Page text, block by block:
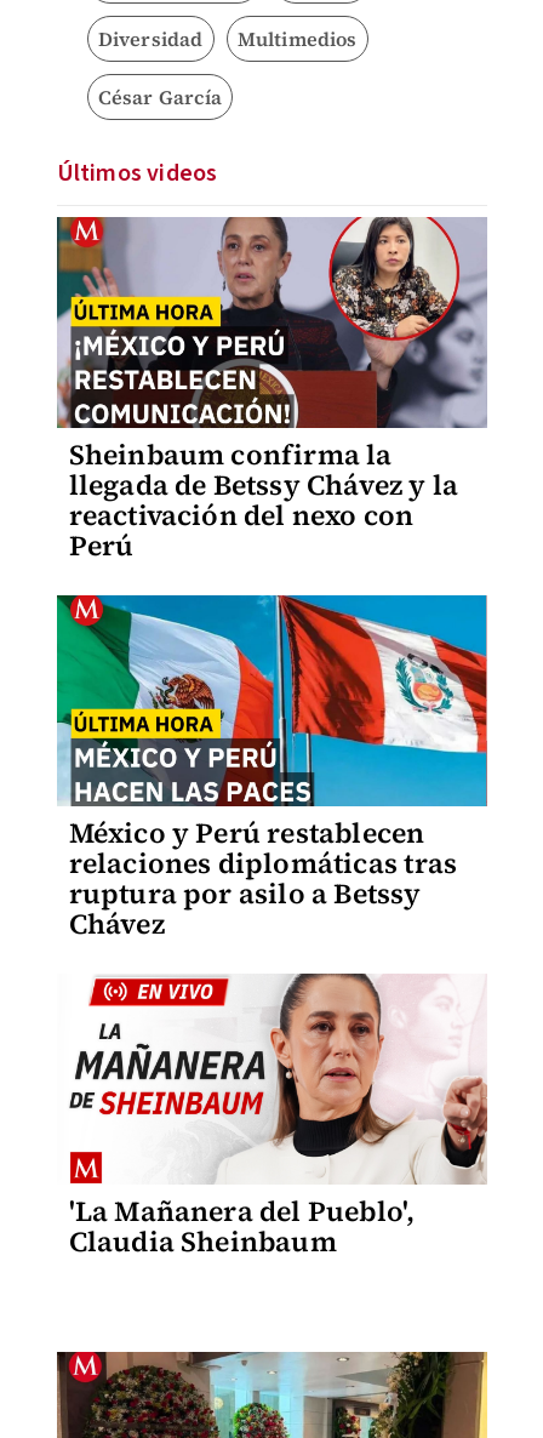
Diversidad Multimedios
César García
Últimos videos
Sheinbaum confirma la
llegada de Betssy Chávez y la
reactivación del nexo con
Perú
México y Perú restablecen
relaciones diplomáticas tras
ruptura por asilo a Betssy
Chávez
'La Mañanera del Pueblo',
Claudia Sheinbaum